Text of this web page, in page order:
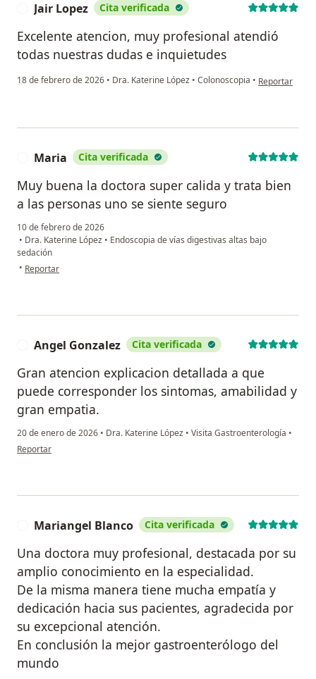
Jair Lopez Cita verificada
Excelente atencion, muy profesional atendió
todas nuestras dudas e inquietudes
18 de febrero de 2026 • Dra. Katerine López • Colonoscopia • en opinión del
Reportar
Maria Cita verificada
Muy buena la doctora super calida y trata bien
a las personas uno se siente seguro
10 de febrero de 2026
• Dra. Katerine López • Endoscopia de vías digestivas altas bajo
sedación
• en opinión del usuario Maria
Reportar
Angel Gonzalez Cita verificada
Gran atencion explicacion detallada a que
puede corresponder los sintomas, amabilidad y
gran empatia.
20 de enero de 2026 • Dra. Katerine López • Visita Gastroenterología •
en opinión del usuario Angel Gonzalez
Reportar
Mariangel Blanco Cita verificada
Una doctora muy profesional, destacada por su
amplio conocimiento en la especialidad.
De la misma manera tiene mucha empatía y
dedicación hacia sus pacientes, agradecida por
su excepcional atención.
En conclusión la mejor gastroenterólogo del
mundo